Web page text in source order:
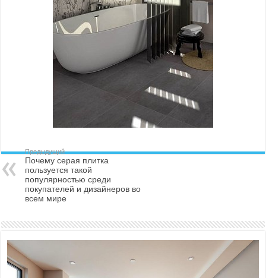
Предыдущий
Почему серая плитка
пользуется такой
популярностью среди
покупателей и дизайнеров во
всем мире